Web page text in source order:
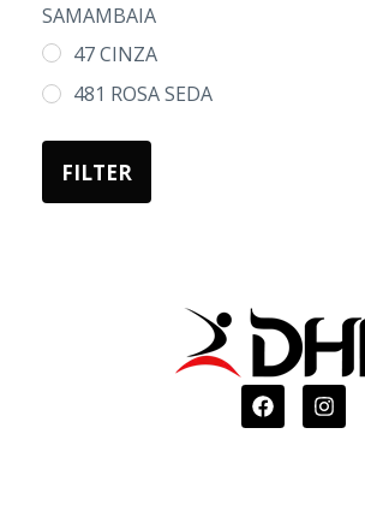
SAMAMBAIA
47 CINZA
481 ROSA SEDA
60 VERMELHO
FILTER